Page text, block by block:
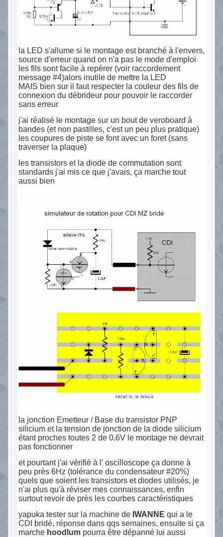
la LED s'allume si le montage est branché à l'envers,
source d'erreur quand on n'a pas le mode d'emploi
les fils sont facile à repérer (voir raccordement
message #4)alors inutile de mettre la LED
MAIS bien sur il faut respecter la couleur des fils de
connexion du débrideur pour pouvoir le raccorder
sans erreur
j'ai réalisé le montage sur un bout de veroboard à
bandes (et non pastilles, c'est un peu plus pratique)
les coupures de piste se font avec un foret (sans
traverser la plaque)
les transistors et la diode de commutation sont
standards j'ai mis ce que j'avais, ça marche tout
aussi bien
la jonction Emetteur / Base du transistor PNP
silicium et la tension de jonction de la diode silicium
étant proches toutes 2 de 0.6V le montage ne devrait
pas fonctionner
et pourtant j'ai vérifié à l' oscilloscope ça donne à
peu près 6Hz (tolérance du condensateur #20%)
quels que soient les transistors et diodes utilisés, je
n'ai plus qu'à réviser mes connaissances, enfin
surtout revoir de près les courbes caractéristiques
yapuka tester sur la machine de IWANNE qui a le
CDI bridé, réponse dans qqs semaines, ensuite si ça
marche hoodlum pourra être dépanné lui aussi